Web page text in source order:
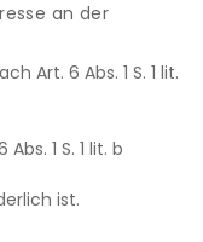
an der
Art. 6 Abs. 1 S. 1 lit.
1 S. 1 lit. b
ist.